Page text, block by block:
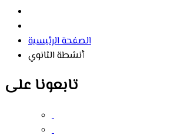
الصفحة الرئيسية
أنشطة الثانوي
تابعونا على